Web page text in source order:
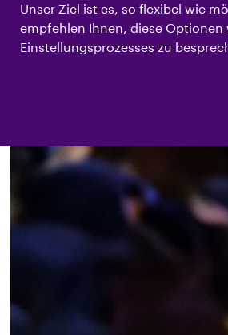
Unser Ziel ist es, so flexibel wie
empfehlen Ihnen, diese Optionen
Einstellungsprozesses zu